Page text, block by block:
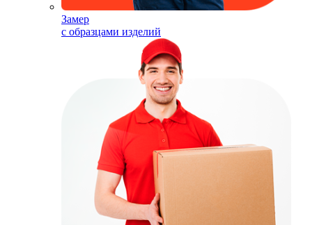
Замер
с образцами изделий